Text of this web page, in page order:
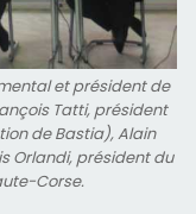
et président de
Tatti, président
de Bastia), Alain
Orlandi, président du
Corse.